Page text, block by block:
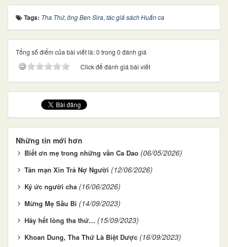
Tags: Tha Thứ, ông Ben Sira, tác giả sách Huấn ca
Tổng số điểm của bài viết là: 0 trong 0 đánh giá
Click để đánh giá bài viết
Những tin mới hơn
Biết ơn mẹ trong những vần Ca Dao (06/05/2026)
Tản mạn Xin Trả Nợ Người (12/06/2026)
Ký ức người cha (16/06/2026)
Mừng Mẹ Sầu Bi (14/09/2023)
Hãy hết lòng tha thứ… (15/09/2023)
Khoan Dung, Tha Thứ Là Biệt Dược (16/09/2023)